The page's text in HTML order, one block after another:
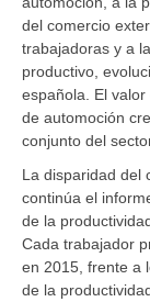
del comercio
trabajadoras y a
productivo,
española. El
de automoción
conjunto del
La disparidad del
continúa el
de la
Cada trabajador
en 2015, frente a
de la